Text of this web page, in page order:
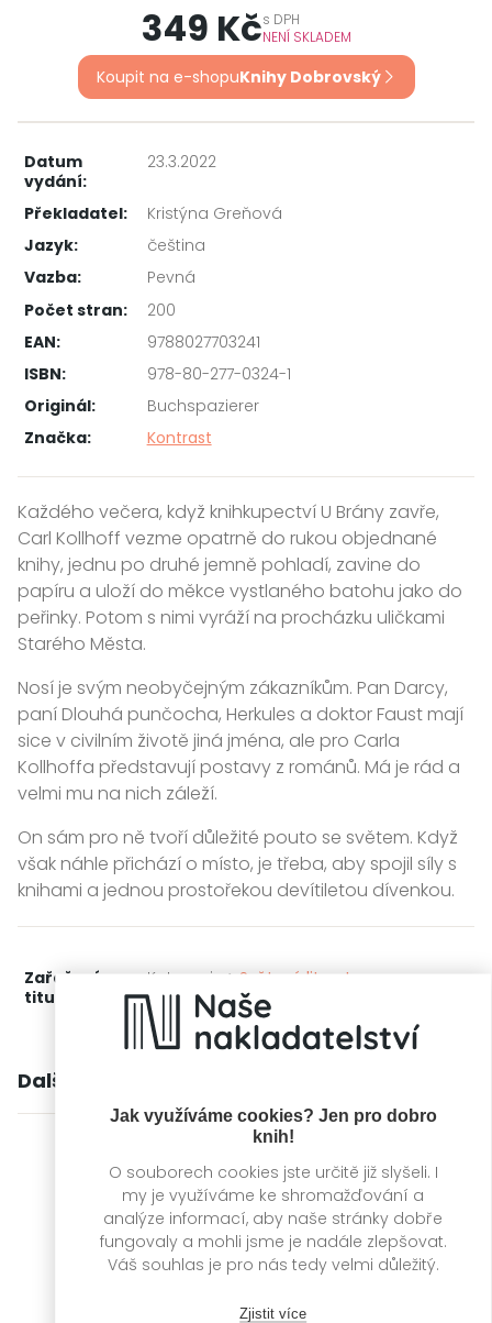
Jak využíváme cookies? Jen pro dobro
knih!
O souborech cookies jste určitě již slyšeli. I
my je využíváme ke shromažďování a
analýze informací, aby naše stránky dobře
fungovaly a mohli jsme je nadále zlepšovat.
Váš souhlas je pro nás tedy velmi důležitý.
Zjistit více
349 Kčs DPH
NENÍ SKLADEM
Koupit na e-shopuKnihy Dobrovský
Datum
vydání:
23.3.2022
Překladatel:
Kristýna Greňová
Jazyk:
čeština
Vazba:
Pevná
Počet stran:
200
EAN:
9788027703241
ISBN:
978-80-277-0324-1
Originál:
Buchspazierer
Značka:
Kontrast
Každého večera, když knihkupectví U Brány zavře,
Carl Kollhoff vezme opatrně do rukou objednané
knihy, jednu po druhé jemně pohladí, zavine do
papíru a uloží do měkce vystlaného batohu jako do
peřinky. Potom s nimi vyráží na procházku uličkami
Starého Města.
Nosí je svým neobyčejným zákazníkům. Pan Darcy,
paní Dlouhá punčocha, Herkules a doktor Faust mají
sice v civilním životě jiná jména, ale pro Carla
Kollhoffa představují postavy z románů. Má je rád a
velmi mu na nich záleží.
On sám pro ně tvoří důležité pouto se světem. Když
však náhle přichází o místo, je třeba, aby spojil síly s
knihami a jednou prostořekou devítiletou dívenkou.
Zařažení
titulu:
Kategorie > Světová literatura
Další knihy autora